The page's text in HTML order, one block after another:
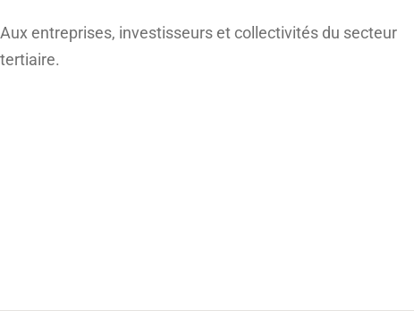
Aux entreprises, investisseurs et collectivités du secteur
tertiaire.